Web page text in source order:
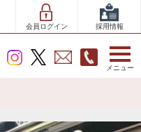
会員ログイン 採用情報
メニュー